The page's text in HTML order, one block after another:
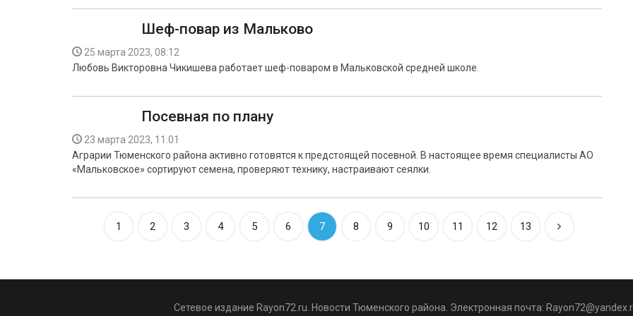
Шеф-повар из Мальково
25 марта 2023, 08:12
Любовь Викторовна Чикишева работает шеф-поваром в Мальковской средней школе.
Посевная по плану
23 марта 2023, 11:01
Аграрии Тюменского района активно готовятся к предстоящей посевной. В настоящее время специалисты АО
«Мальковское» сортируют семена, проверяют технику, настраивают сеялки.
1 2 3 4 5 6 7 8 9 10 11 12 13
Сетевое издание Rayon72.ru. Новости Тюменского района. Электронная почта: